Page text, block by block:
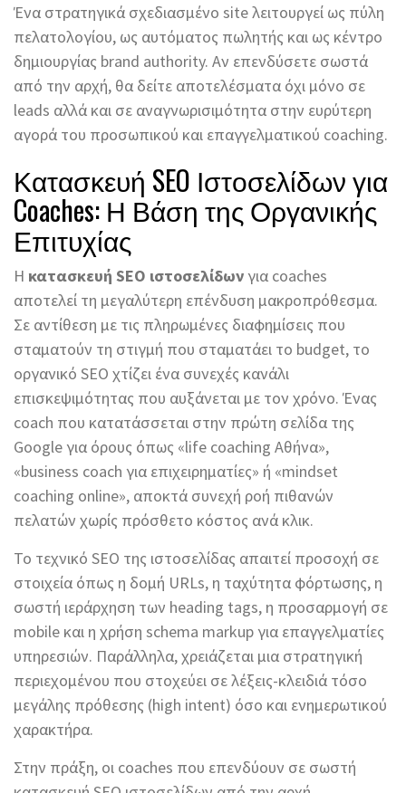
Ένα στρατηγικά σχεδιασμένο site λειτουργεί ως πύλη
πελατολογίου, ως αυτόματος πωλητής και ως κέντρο
δημιουργίας brand authority. Αν επενδύσετε σωστά
από την αρχή, θα δείτε αποτελέσματα όχι μόνο σε
leads αλλά και σε αναγνωρισιμότητα στην ευρύτερη
αγορά του προσωπικού και επαγγελματικού coaching.
Κατασκευή SEO Ιστοσελίδων για
Coaches: Η Βάση της Οργανικής
Επιτυχίας
Η κατασκευή SEO ιστοσελίδωνγια coaches
αποτελεί τη μεγαλύτερη επένδυση μακροπρόθεσμα.
Σε αντίθεση με τις πληρωμένες διαφημίσεις που
σταματούν τη στιγμή που σταματάει το budget, το
οργανικό SEO χτίζει ένα συνεχές κανάλι
επισκεψιμότητας που αυξάνεται με τον χρόνο. Ένας
coach που κατατάσσεται στην πρώτη σελίδα της
Google για όρους όπως «life coaching Αθήνα»,
«business coach για επιχειρηματίες» ή «mindset
coaching online», αποκτά συνεχή ροή πιθανών
πελατών χωρίς πρόσθετο κόστος ανά κλικ.
Το τεχνικό SEO της ιστοσελίδας απαιτεί προσοχή σε
στοιχεία όπως η δομή URLs, η ταχύτητα φόρτωσης, η
σωστή ιεράρχηση των heading tags, η προσαρμογή σε
mobile και η χρήση schema markup για επαγγελματίες
υπηρεσιών. Παράλληλα, χρειάζεται μια στρατηγική
περιεχομένου που στοχεύει σε λέξεις-κλειδιά τόσο
μεγάλης πρόθεσης (high intent) όσο και ενημερωτικού
χαρακτήρα.
Στην πράξη, οι coaches που επενδύουν σε σωστή